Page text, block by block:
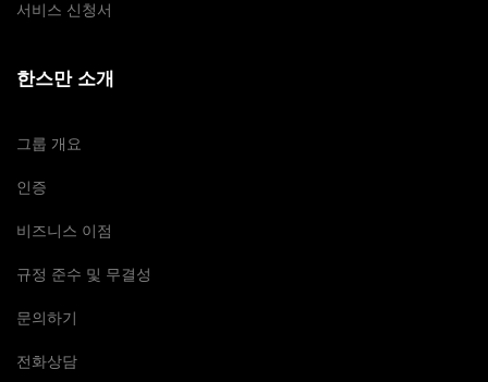
서비스 신청서
한스만 소개
그룹 개요
인증
비즈니스 이점
규정 준수 및 무결성
문의하기
전화상담